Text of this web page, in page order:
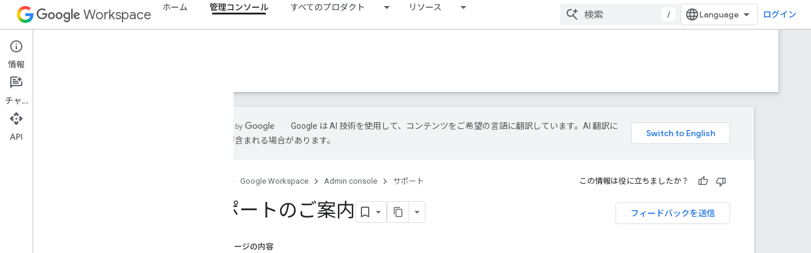
Workspace ホーム 管理コンソール すべてのプロダクト リソース
/ ログイン
Admin console
概要
Google は AI 技術を使用して、コンテンツをご希望の言語に翻訳しています。AI 翻訳に
は誤りが含まれる場合があります。
Google Workspace Admin console サポート この情報は役に立ちましたか？
フィードバックを送信
サポートのご案内
このページの内容
情報
チャット
API